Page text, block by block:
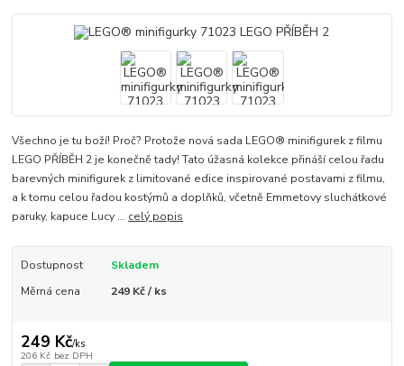
Všechno je tu boží! Proč? Protože nová sada LEGO® minifigurek z filmu
LEGO PŘÍBĚH 2 je konečně tady! Tato úžasná kolekce přináší celou řadu
barevných minifigurek z limitované edice inspirované postavami z filmu,
a k tomu celou řadou kostýmů a doplňků, včetně Emmetovy sluchátkové
paruky, kapuce Lucy ... celý popis
Dostupnost
Skladem
Měrná cena
249 Kč / ks
249 Kč/ks
206 Kč bez DPH